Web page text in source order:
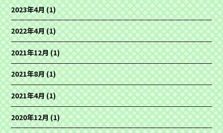
2023年4月(1)
2022年4月(1)
2021年12月(1)
2021年8月(1)
2021年4月(1)
2020年12月(1)